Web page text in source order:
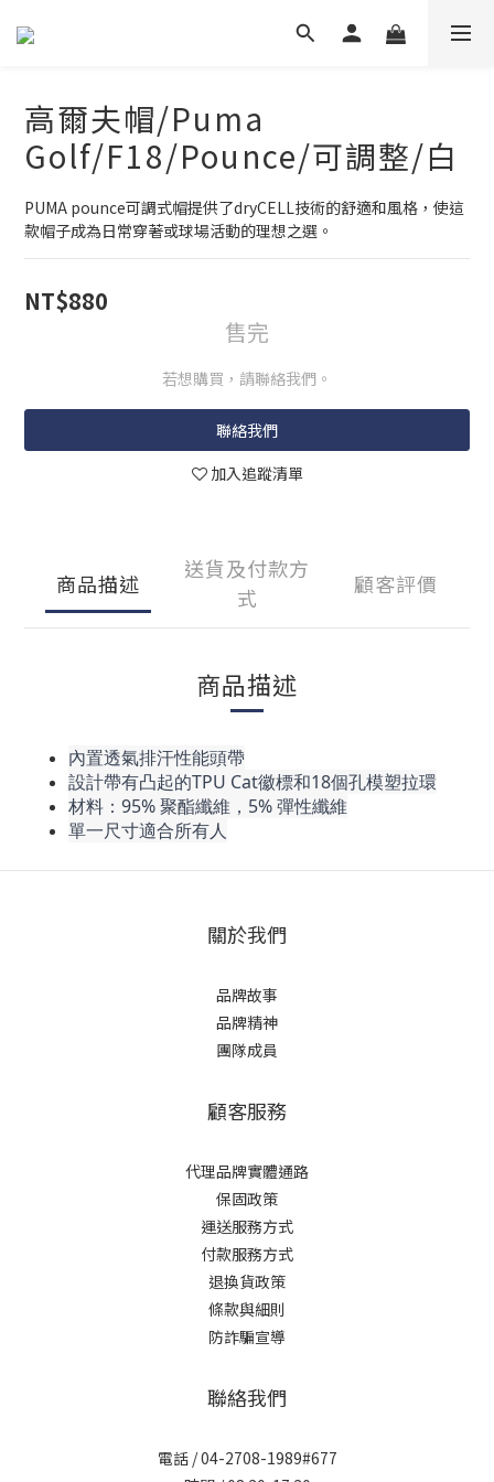
高爾夫帽/Puma
Golf/F18/Pounce/可調整/白
PUMA pounce可調式帽提供了dryCELL技術的舒適和風格，使這
款帽子成為日常穿著或球場活動的理想之選。
NT$880
售完
若想購買，請聯絡我們。
聯絡我們
加入追蹤清單
商品描述
送貨及付款方
式
顧客評價
商品描述
內置透氣排汗性能頭帶
設計帶有凸起的TPU Cat徽標和18個孔模塑拉環
材料：95% 聚酯纖維，5% 彈性纖維
單一尺寸適合所有人
關於我們
品牌故事
品牌精神
團隊成員
顧客服務
代理品牌實體通路
保固政策
運送服務方式
付款服務方式
退換貨政策
條款與細則
防詐騙宣導
聯絡我們
電話 / 04-2708-1989#677